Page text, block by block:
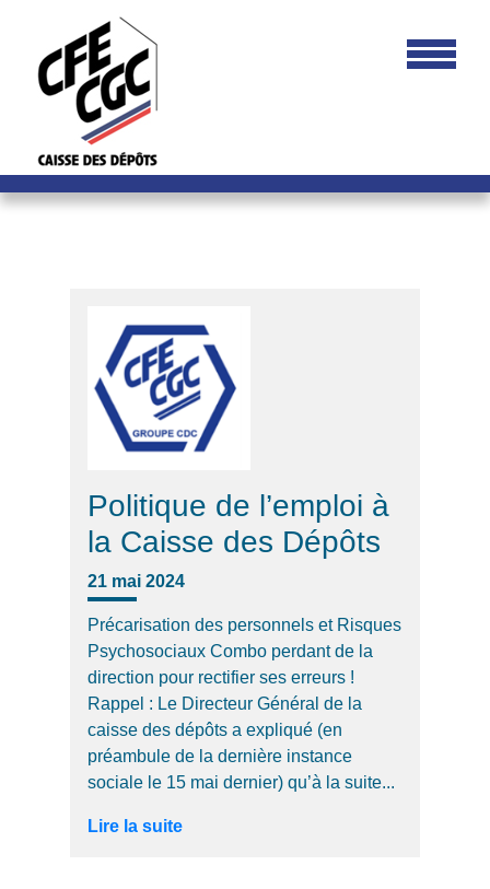
Politique de l’emploi à
la Caisse des Dépôts
21 mai 2024
Précarisation des personnels et Risques
Psychosociaux Combo perdant de la
direction pour rectifier ses erreurs !
Rappel : Le Directeur Général de la
caisse des dépôts a expliqué (en
préambule de la dernière instance
sociale le 15 mai dernier) qu’à la suite...
Lire la suite